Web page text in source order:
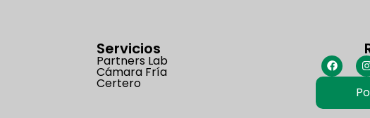
Servicios
Partners Lab
Cámara Fría
Certero